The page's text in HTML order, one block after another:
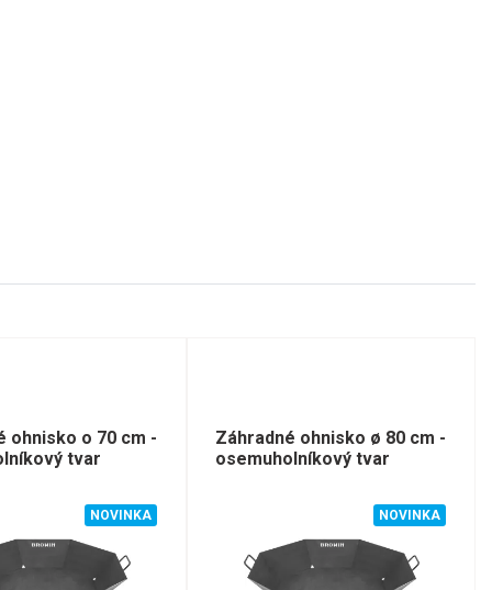
ohnisko o 70 cm -
tvar
NOVINKA
Záhradné ohnisko ø 80 cm -
osemuholníkový tvar
NOVINKA